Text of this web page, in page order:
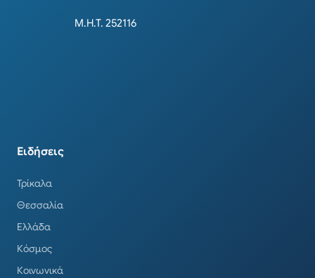
Μ.Η.Τ. 252116
Ειδήσεις
Τρίκαλα
Θεσσαλία
Ελλάδα
Κόσμος
Κοινωνικά